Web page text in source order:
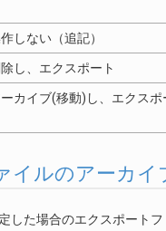
しない（追記）
し、エクスポート
カイブ(移動)し、エクスポ
イルのアーカ
した場合のエクスポート